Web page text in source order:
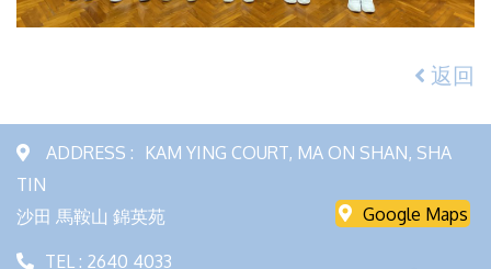
返回
ADDRESS : KAM YING COURT, MA ON SHAN, SHA
TIN
沙田 馬鞍山 錦英苑
Google Maps
TEL : 2640 4033